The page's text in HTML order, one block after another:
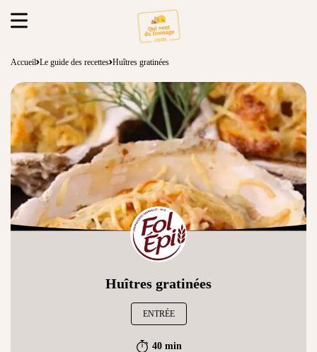
Accueil Le guide des recettes Huîtres gratinées
Huîtres gratinées
ENTRÉE
40 min